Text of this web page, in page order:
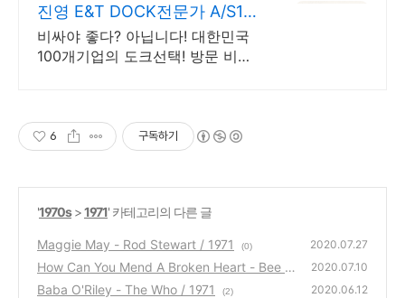
진영 E&T DOCK전문가 A/S1년
680만부터
비싸야 좋다? 아닙니다! 대한민국
100개기업의 도크선택! 방문 비교
6 구독하기
'1970s>1971' 카테고리의 다른 글
Maggie May - Rod Stewart / 1971 (0) 2020.07.27
How Can You Mend A Broken Heart - Bee G
ees / 1971
(0)
2020.07.10
Baba O'Riley - The Who / 1971 (2) 2020.06.12